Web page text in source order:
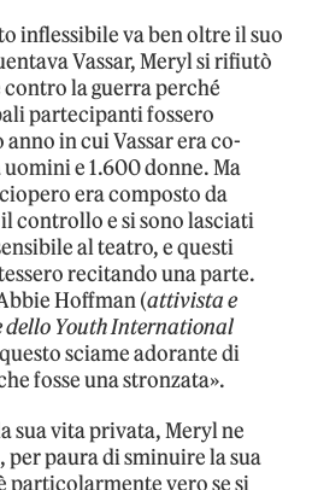
inflessibile va ben oltre il suo
Vassar, Meryl si rifiutò
la guerra perché
partecipanti fossero
in cui Vassar era co-
e 1.600 donne. Ma
era composto da
controllo e si sono lasciati
al teatro, e questi
recitando una parte.
Hoffman (attivista e
Youth International
sciame adorante di
fosse una stronzata».
sua vita privata, Meryl ne
paura di sminuire la sua
particolarmente vero se si